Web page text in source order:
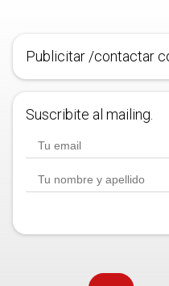
Publicitar /contactar
Suscribite al mailing.